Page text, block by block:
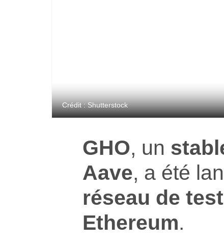
Crédit : Shutterstock
GHO, un
Aave, a été
réseau de test
Ethereum.